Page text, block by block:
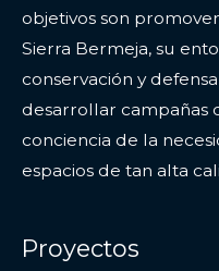
objetivos son
Sierra Bermeja, su
conservación y
desarrollar campañas
conciencia de la
espacios de tan alta
Proyectos